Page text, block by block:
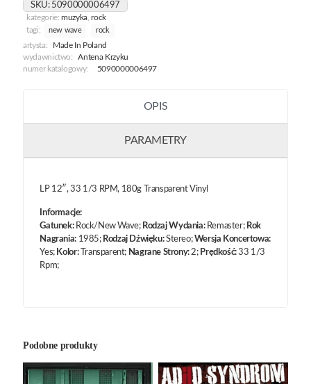
SKU: 5090000006497
kategorie:muzyka,rock
tagi:
new wave rock
artysta:
Made In Poland
wydawnictwo:
Antena Krzyku
numer katalogowy:
5090000006497
OPIS
PARAMETRY
LP 12″, 33 1/3 RPM, 180g Transparent Vinyl
Informacje:
Gatunek:Rock/New Wave; Rodzaj Wydania:Remaster; Rok
Nagrania:1985; Rodzaj Dźwięku:Stereo;Wersja Koncertowa:
Yes; Kolor:Transparent; Nagrane Strony:2; Prędkość:33 1/3
Rpm;
Podobne produkty